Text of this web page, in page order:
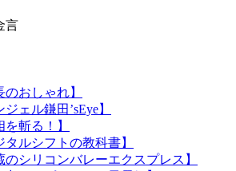
言
おしゃれ】
ェル鎌田’sEye】
斬る！】
ルシフトの教科書】
シリコンバレーエクスプレス】